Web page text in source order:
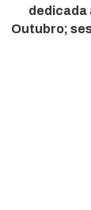
dedicada
Outubro;